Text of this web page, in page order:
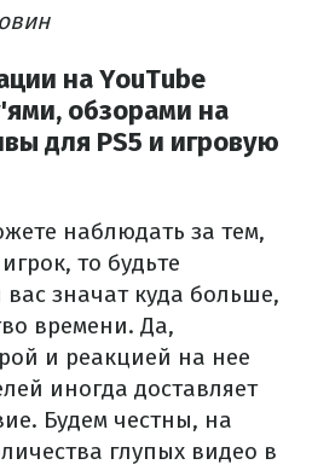
на YouTube
обзорами на
для PS5 и игровую
наблюдать за тем,
то будьте
значат куда больше,
времени. Да,
и реакцией на нее
иногда доставляет
Будем честны, на
глупых видео в